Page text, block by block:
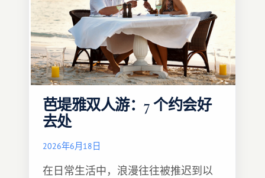
芭堤雅双人游：7 个约会好
去处
2026年6月18日
在日常生活中，浪漫往往被推迟到以